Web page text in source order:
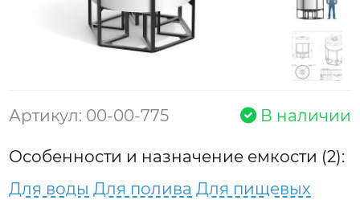
Артикул: 00-00-775 В наличии
Особенности и назначение емкости (2):
Для воды Для полива Для пищевых